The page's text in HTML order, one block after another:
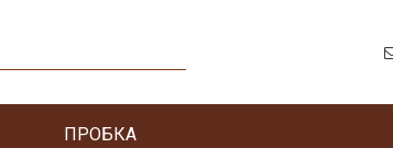
ПРОБКА